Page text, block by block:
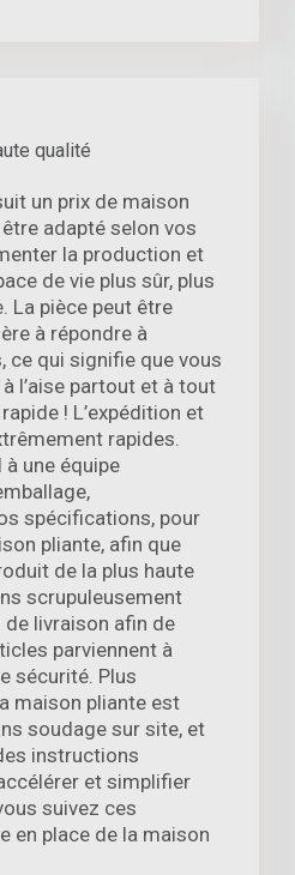
qualité
un prix de maison
adapté selon vos
la production et
de vie plus sûr, plus
La pièce peut être
à répondre à
ce qui signifie que vous
l’aise partout et à tout
! L’expédition et
rapides.
une équipe
spécifications, pour
pliante, afin que
de la plus haute
scrupuleusement
livraison afin de
parviennent à
sécurité. Plus
maison pliante est
soudage sur site, et
instructions
et simplifier
suivez ces
en place de la maison